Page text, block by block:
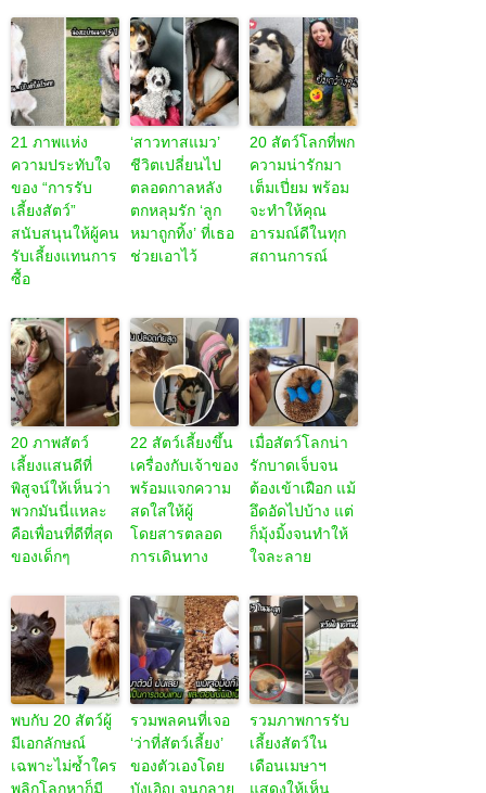
21 ภาพแห่ง
ความประทับใจ
ของ “การรับ
เลี้ยงสัตว์”
สนับสนุนให้ผู้คน
รับเลี้ยงแทนการ
ซื้อ
‘สาวทาสแมว’
ชีวิตเปลี่ยนไป
ตลอดกาลหลัง
ตกหลุมรัก ‘ลูก
หมาถูกทิ้ง’ ที่เธอ
ช่วยเอาไว้
20 สัตว์โลกที่พก
ความน่ารักมา
เต็มเปี่ยม พร้อม
จะทำให้คุณ
อารมณ์ดีในทุก
สถานการณ์
20 ภาพสัตว์
เลี้ยงแสนดีที่
พิสูจน์ให้เห็นว่า
พวกมันนี่แหละ
คือเพื่อนที่ดีที่สุด
ของเด็กๆ
22 สัตว์เลี้ยงขึ้น
เครื่องกับเจ้าของ
พร้อมแจกความ
สดใสให้ผู้
โดยสารตลอด
การเดินทาง
เมื่อสัตว์โลกน่า
รักบาดเจ็บจน
ต้องเข้าเฝือก แม้
อึดอัดไปบ้าง แต่
ก็มุ้งมิ้งจนทำให้
ใจละลาย
พบกับ 20 สัตว์ผู้
มีเอกลักษณ์
เฉพาะไม่ซ้ำใคร
พลิกโลกหาก็มี
รวมพลคนที่เจอ
‘ว่าที่สัตว์เลี้ยง’
ของตัวเองโดย
บังเอิญ จนกลาย
รวมภาพการรับ
เลี้ยงสัตว์ใน
เดือนเมษาฯ
แสดงให้เห็น